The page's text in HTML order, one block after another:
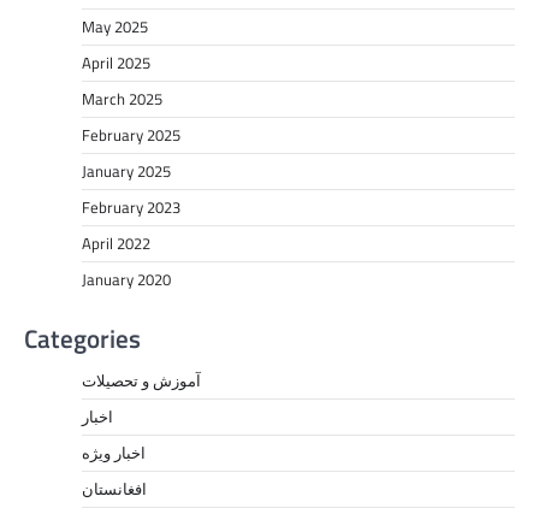
May 2025
April 2025
March 2025
February 2025
January 2025
February 2023
April 2022
January 2020
Categories
آموزش و تحصیلات
اخبار
اخبار ویژه
افغانستان